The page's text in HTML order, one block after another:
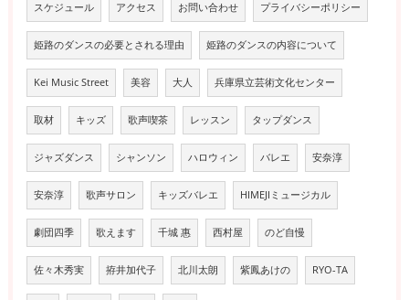
スケジュール アクセス お問い合わせ プライバシーポリシー
姫路のダンスの必要とされる理由 姫路のダンスの内容について
Kei Music Street 美容 大人 兵庫県立芸術文化センター
取材 キッズ 歌声喫茶 レッスン タップダンス
ジャズダンス シャンソン ハロウィン バレエ 安奈淳
安奈淳 歌声サロン キッズバレエ HIMEJIミュージカル
劇団四季 歌えます 千城 惠 西村屋 のど自慢
佐々木秀実 拵井加代子 北川太朗 紫鳳あけの RYO-TA